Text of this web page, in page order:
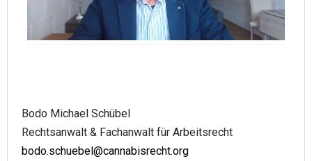
Bodo Michael Schübel
Rechtsanwalt & Fachanwalt für Arbeitsrecht
bodo.schuebel@cannabisrecht.org